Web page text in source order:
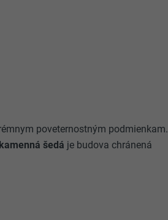
poveternostným podmienkam.
šedá je budova chránená